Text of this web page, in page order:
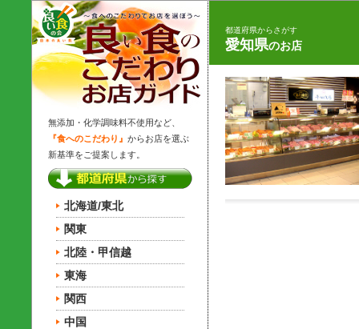
都道府県からさがす
愛知県のお店
無添加・化学調味料不使用など、
『食へのこだわり』 からお店を選ぶ
新基準をご提案します。
北海道/東北
関東
北陸・甲信越
東海
関西
中国